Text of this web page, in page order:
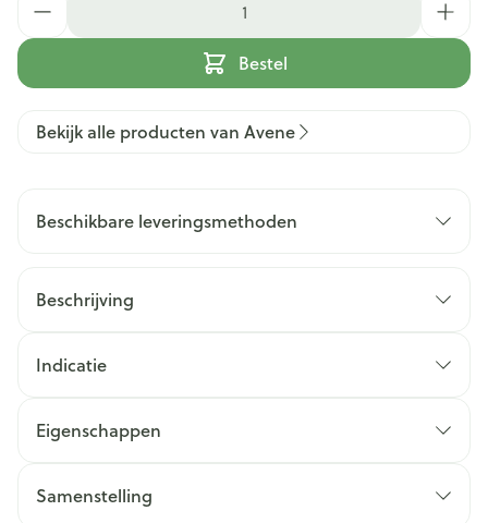
Bestel
Bekijk alle producten van Avene
Beschikbare leveringsmethoden
Beschrijving
Indicatie
Eigenschappen
Samenstelling